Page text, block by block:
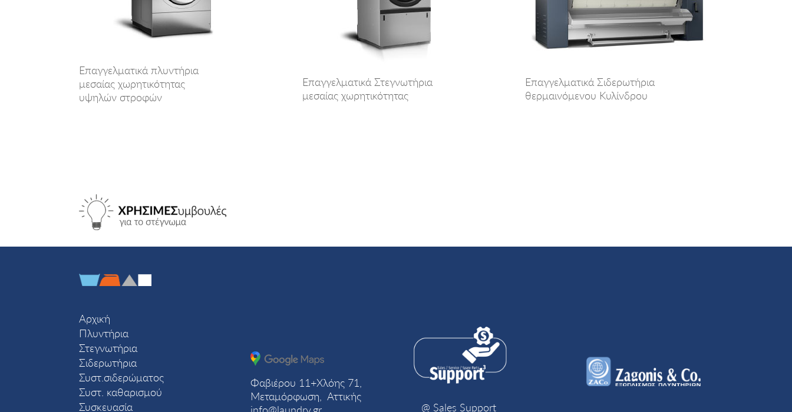
Επαγγελματικά πλυντήρια
μεσαίας χωρητικότητας
υψηλών στροφών
Επαγγελματικά Στεγνωτήρια
μεσαίας χωρητικότητας
Επαγγελματικά Σιδερωτήρια
θερμαινόμενου Κυλίνδρου
Αρχική
Πλυντήρια
Στεγνωτήρια
Σιδερωτήρια
Συστ.σιδερώματος
Συστ. καθαρισμού
Συσκευασία
Φαβιέρου 11+Χλόης 71,
Μεταμόρφωση, Αττικής
@ Sales Support